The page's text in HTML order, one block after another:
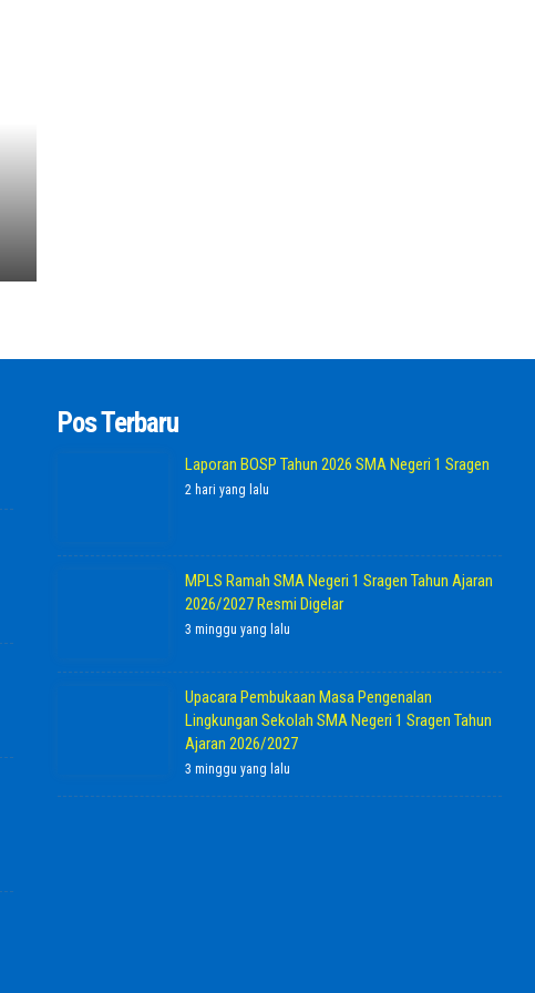
Pos Terbaru
Laporan BOSP Tahun 2026 SMA Negeri 1 Sragen
2 hari yang lalu
MPLS Ramah SMA Negeri 1 Sragen Tahun Ajaran
2026/2027 Resmi Digelar
3 minggu yang lalu
Upacara Pembukaan Masa Pengenalan
Lingkungan Sekolah SMA Negeri 1 Sragen Tahun
Ajaran 2026/2027
3 minggu yang lalu